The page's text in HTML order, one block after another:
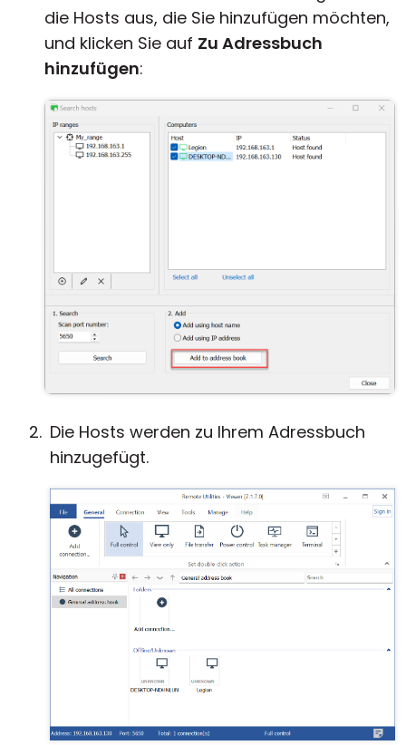
die Hosts aus, die Sie hinzufügen möchten,
und klicken Sie auf Zu Adressbuch
hinzufügen:
Die Hosts werden zu Ihrem Adressbuch
hinzugefügt.